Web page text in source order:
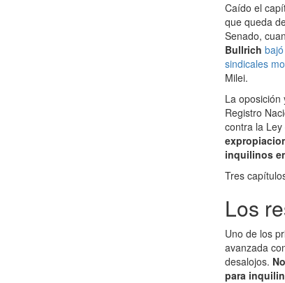
Caído el
que queda
Senado,
Bullrich
sindicales
Milei.
La
Registro
contra la
inquilinos
Tres
Los
Uno de los
avanzada
desalojos.
para